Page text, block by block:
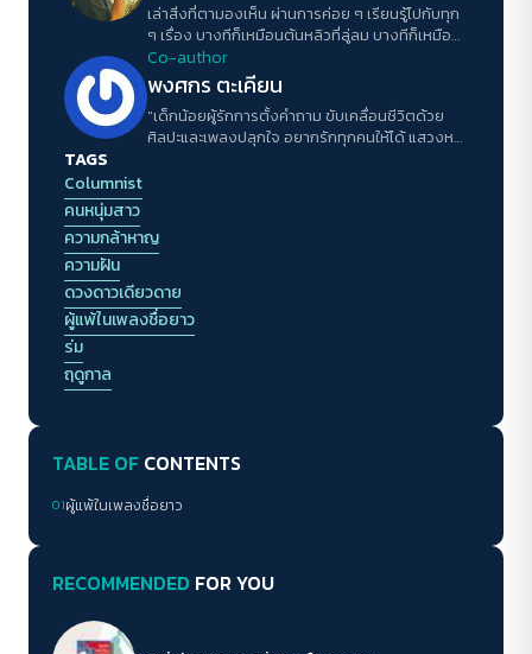
เล่าสิ่งที่ตามองเห็น ผ่านการค่อย ๆ เรียนรู้ไปกับทุก
ๆ เรื่อง บางทีก็เหมือนต้นหลิวที่ลู่ลม บางทีก็เหมือน
ว่าตนเองนั้นคือลมเสียเอง
Co-author
พงศกร ตะเคียน
"เด็กน้อยผู้รักการตั้งคำถาม ขับเคลื่อนชีวิตด้วย
ศิลปะและเพลงปลุกใจ อยากรักทุกคนให้ได้ แสวงหา
TAGS
Columnist
คนหนุ่มสาว
ความกล้าหาญ
ความฝัน
ดวงดาวเดียวดาย
ผู้แพ้ในเพลงชื่อยาว
ร่ม
ฤดูกาล
TABLE OF CONTENTS
01ผู้แพ้ในเพลงชื่อยาว
RECOMMENDED FOR YOU